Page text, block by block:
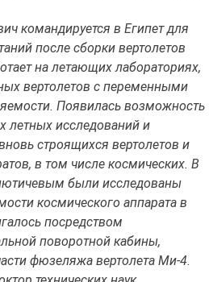
командируется в Египет для
после сборки вертолетов
на летающих лабораториях,
вертолетов с переменными
Появилась возможность
летных исследований и
строящихся вертолетов и
в том числе космических. В
были исследованы
космического аппарата в
посредством
поворотной кабины,
фюзеляжа вертолета Ми-4.